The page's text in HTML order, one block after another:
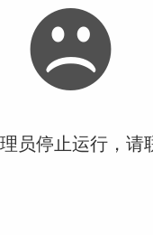
员停止运行，请